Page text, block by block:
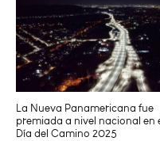
La Nueva Panamericana fue
premiada a nivel nacional en
Día del Camino 2025